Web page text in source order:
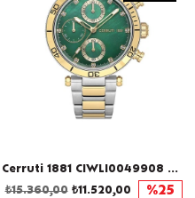
Cerruti 1881 CIWLI0049908 Kadın Kol Saati
₺11.520,00
₺15.360,00 %25